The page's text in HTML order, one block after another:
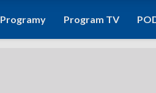
Programy Program TV